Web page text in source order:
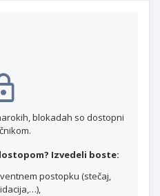
blokadah so dostopni
Izvedeli boste:
postopku (stečaj,